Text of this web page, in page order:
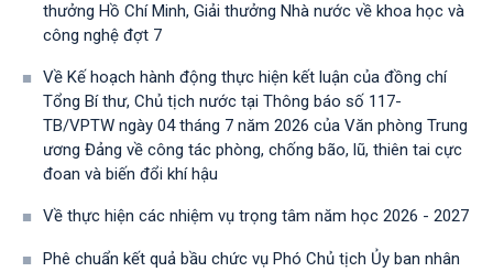
thưởng Hồ Chí Minh, Giải thưởng Nhà nước về khoa học và
công nghệ đợt 7
Về Kế hoạch hành động thực hiện kết luận của đồng chí
Tổng Bí thư, Chủ tịch nước tại Thông báo số 117-
TB/VPTW ngày 04 tháng 7 năm 2026 của Văn phòng Trung
ương Đảng về công tác phòng, chống bão, lũ, thiên tai cực
đoan và biến đổi khí hậu
Về thực hiện các nhiệm vụ trọng tâm năm học 2026 - 2027
Phê chuẩn kết quả bầu chức vụ Phó Chủ tịch Ủy ban nhân